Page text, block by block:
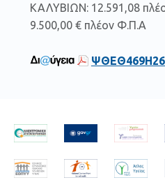
ΚΑΛΥΒΙΩΝ: 12.591,08
9.500,00 € πλέον Φ.Π.Α